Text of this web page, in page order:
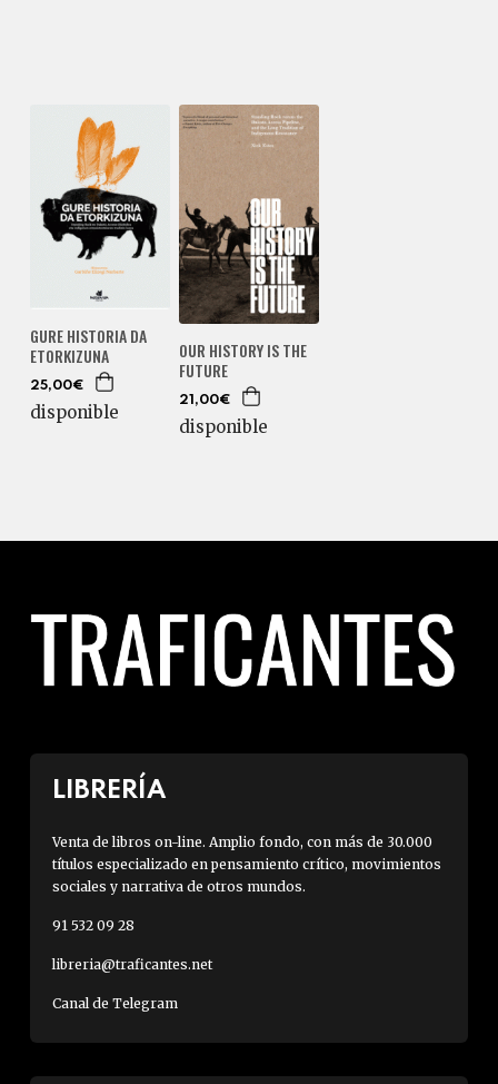
GURE HISTORIA DA
ETORKIZUNA
25,00€
disponible
OUR HISTORY IS THE
FUTURE
21,00€
disponible
LIBRERÍA
Venta de libros on-line. Amplio fondo, con más de 30.000
títulos especializado en pensamiento crítico, movimientos
sociales y narrativa de otros mundos.
91 532 09 28
libreria@traficantes.net
Canal de Telegram